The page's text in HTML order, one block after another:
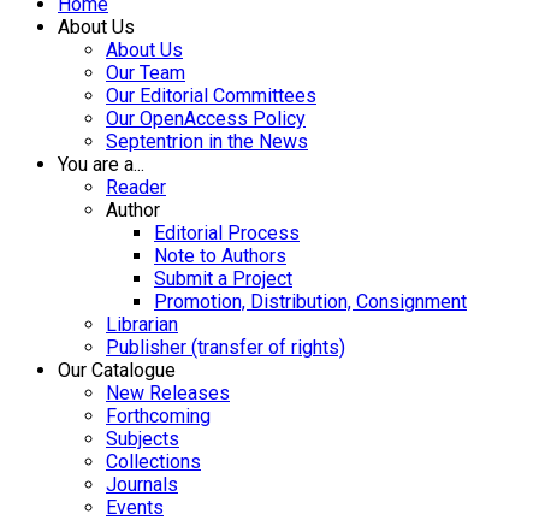
About Us
About Us
Our Team
Our Editorial Committees
Our OpenAccess Policy
Septentrion in the News
You are a...
Reader
Author
Editorial Process
Note to Authors
Submit a Project
Promotion, Distribution, Consignment
Librarian
Publisher (transfer of rights)
Our Catalogue
New Releases
Forthcoming
Subjects
Collections
Journals
Events